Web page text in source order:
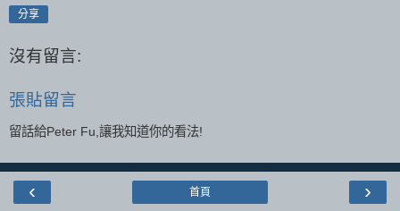
分享
沒有留言:
張貼留言
留話給Peter Fu,讓我知道你的看法!
‹ ›
首頁